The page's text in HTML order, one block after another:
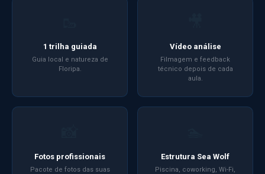
1 trilha guiada
Guia local e natureza de
Floripa.
Vídeo análise
Filmagem e feedback
técnico depois de cada
aula.
Fotos profissionais
Pacote de fotos das suas
Estrutura Sea Wolf
Piscina, coworking, Wi-Fi,